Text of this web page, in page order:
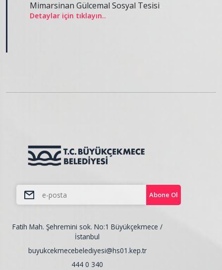
Mimarsinan Gülcemal Sosyal Tesisi
Detaylar için tıklayın..
Abone Ol
Fatih Mah. Şehremini sok. No:1 Büyükçekmece /
İstanbul
buyukcekmecebelediyesi@hs01.kep.tr
444 0 340